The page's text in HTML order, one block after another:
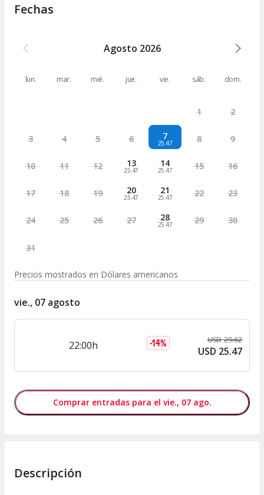
Fechas
Agosto 2026
lun. mar. mié. jue. vie. sáb. dom.
1 2
3 4 5 6 7
25.47 8 9
10 11 12 13
25.47
14
25.47 15 16
17 18 19 20
25.47
21
25.47 22 23
24 25 26 27 28
25.47 29 30
31
Precios mostrados en Dólares americanos
vie., 07 agosto
22:00h -14% USD 29.62
USD 25.47
Comprar entradas para el vie., 07 ago.
Descripción